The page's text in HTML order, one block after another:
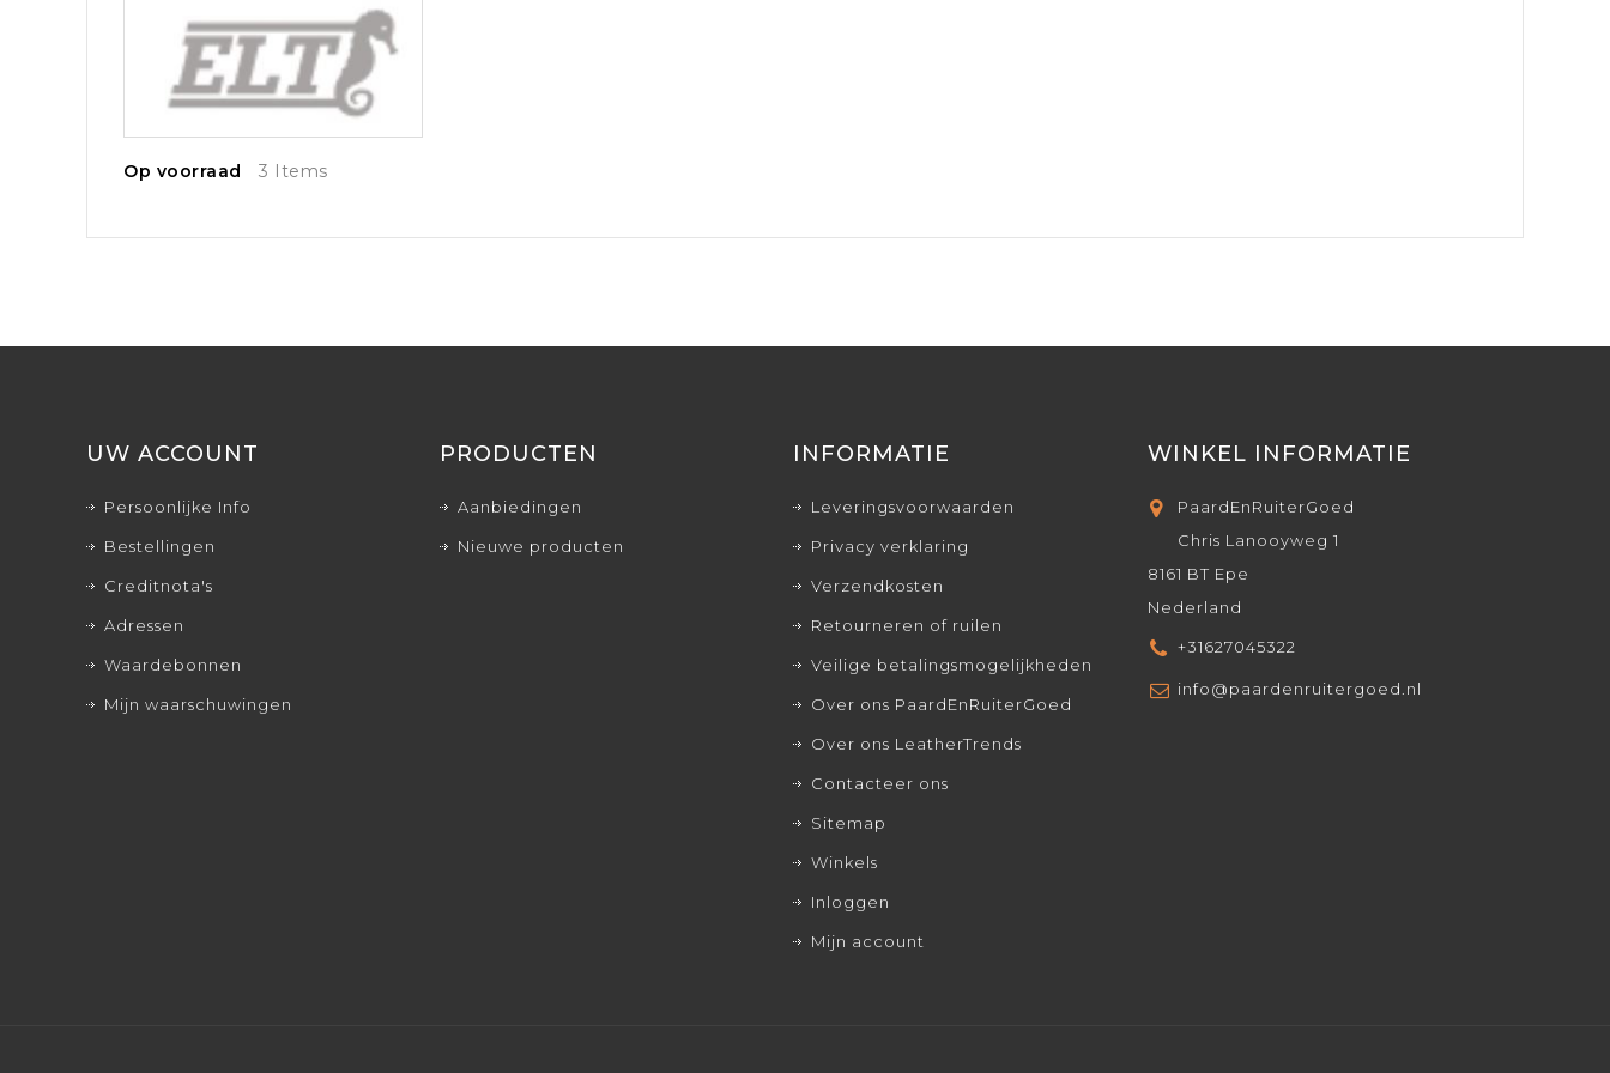
Op voorraad 3 Items
UW ACCOUNT
Persoonlijke Info
Bestellingen
Creditnota's
Adressen
Waardebonnen
Mijn waarschuwingen
PRODUCTEN
Aanbiedingen
Nieuwe producten
INFORMATIE
Leveringsvoorwaarden
Privacy verklaring
Verzendkosten
Retourneren of ruilen
Veilige betalingsmogelijkheden
Over ons PaardEnRuiterGoed
Over ons LeatherTrends
Contacteer ons
Sitemap
Winkels
Inloggen
Mijn account
WINKEL INFORMATIE
PaardEnRuiterGoed
Chris Lanooyweg 1
8161 BT Epe
Nederland
+31627045322
info@paardenruitergoed.nl